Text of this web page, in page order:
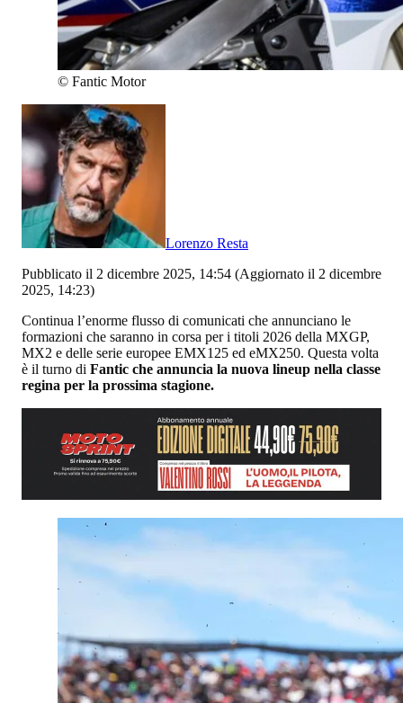
© Fantic Motor
Lorenzo Resta
Pubblicato il 2 dicembre 2025, 14:54 (Aggiornato il 2 dicembre
2025, 14:23)
Continua l’enorme flusso di comunicati che annunciano le
formazioni che saranno in corsa per i titoli 2026 della MXGP,
MX2 e delle serie europee EMX125 ed eMX250. Questa volta
è il turno di Fantic che annuncia la nuova lineup nella classe
regina per la prossima stagione.